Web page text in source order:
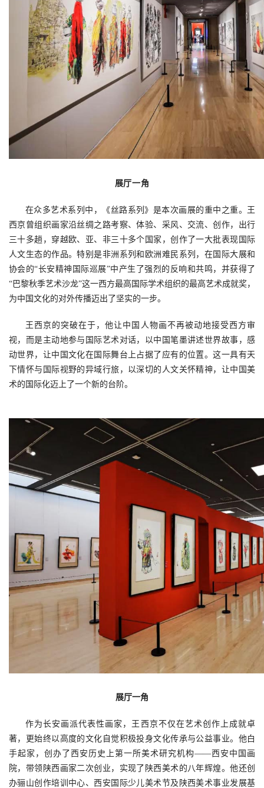
展厅一角
在众多艺术系列中，《丝路系列》是本次画展的重中之重。王
西京曾组织画家沿丝绸之路考察、体验、采风、交流、创作，出行
三十多趟，穿越欧、亚、非三十多个国家，创作了一大批表现国际
人文生态的作品。特别是非洲系列和欧洲难民系列，在国际大展和
协会的“长安精神国际巡展”中产生了强烈的反响和共鸣，并获得了
“巴黎秋季艺术沙龙”这一西方最高国际学术组织的最高艺术成就奖，
为中国文化的对外传播迈出了坚实的一步。
王西京的突破在于，他让中国人物画不再被动地接受西方审
视，而是主动地参与国际艺术对话，以中国笔墨讲述世界故事，感
动世界，让中国文化在国际舞台上占据了应有的位置。这一具有天
下情怀与国际视野的异域行旅，以深切的人文关怀精神，让中国美
术的国际化迈上了一个新的台阶。
展厅一角
作为长安画派代表性画家，王西京不仅在艺术创作上成就卓
著，更始终以高度的文化自觉积极投身文化传承与公益事业。他白
手起家，创办了西安历史上第一所美术研究机构——西安中国画
院，带领陕西画家二次创业，实现了陕西美术的八年辉煌。他还创
办骊山创作培训中心、西安国际少儿美术节及陕西美术事业发展基